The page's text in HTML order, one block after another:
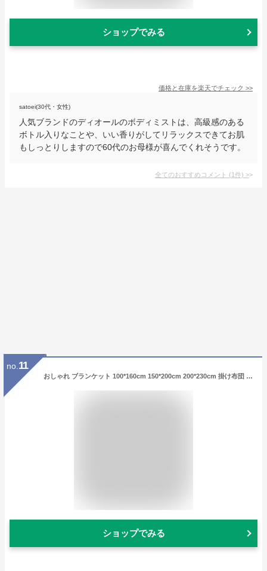
ショップでみる
価格と在庫を楽天でチェック >>
satoei(30代・女性)
人気ブランドのディオールのボディミストは、高級感のある
ボトル入りなことや、いい香りがしてリラックスできてお肌
もしっとりしますので60代のお母様が喜んでくれそうです。
全てのおすすめコメント (1件) >
no. 11
おしゃれ ブランケット 100*160cm 150*200cm 200*230cm 掛け布団 もこもこ 秋冬 厚手 暖かい シングル 毛布 あったか 可愛い 韓国風 昼寝に使える 膝掛け 洗濯可 車中 オフィス ソファーカバー 撮影道具 プレゼント 花柄
ショップでみる